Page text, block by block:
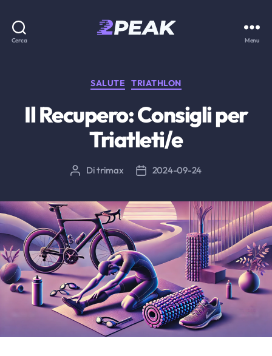
Cerca Menu
Categorie
SALUTE TRIATHLON
Il Recupero: Consigli per
Triatleti/e
Autore
Ditrimax
Data2024-09-24